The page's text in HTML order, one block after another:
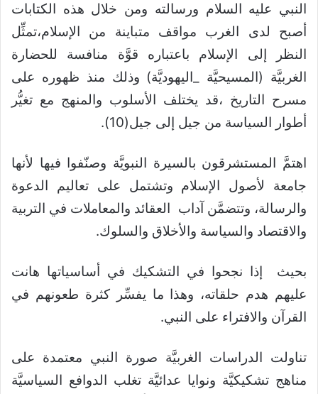
النبي عليه السلام ورسالته ومن خلال هذه الكتابات
أصبح لدى الغرب مواقف متباينة من الإسلام،تمثِّل
النظر إلى الإسلام باعتباره قوَّة منافسة للحضارة
الغربيَّة (المسيحيَّة _اليهوديَّة) وذلك منذ ظهوره على
مسرح التاريخ ،قد يختلف الأسلوب والمنهج مع تغيُّر
أطوار السياسة من جيل إلى جيل(10).
اهتمَّ المستشرقون بالسيرة النبويَّة وصنّفوا فيها لأنها
جامعة لأصول الإسلام وتشتمل على تعاليم الدعوة
والرسالة، وتتضمَّن آداب العقائد والمعاملات في التربية
والاقتصاد والسياسة والأخلاق والسلوك.
بحيث إذا نجحوا في التشكيك في أساسياتها هانت
عليهم هدم حلقاته، وهذا ما يفسِّر كثرة طعونهم في
القرآن والافتراء على النبي.
تناولت الدراسات الغربيَّة صورة النبي معتمدة على
مناهج تشكيكيَّة ونوايا عدائيَّة تغلب الدوافع السياسيَّة